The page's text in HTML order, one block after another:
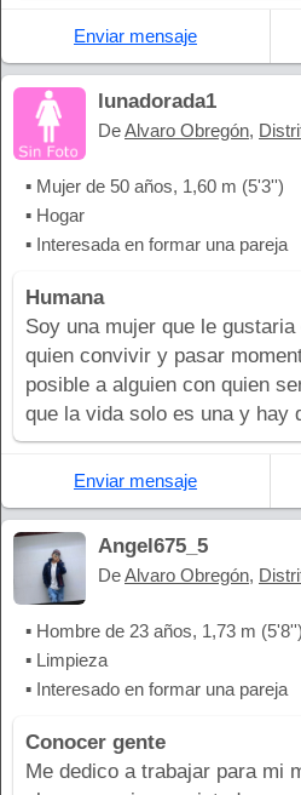
Enviar mensaje
lunadorada1
DeAlvaro Obregón,
▪ Mujer de 50 años, 1,60 m (5'3'')
▪ Hogar
▪ Interesada en formar una pareja
Humana
Soy una mujer que le
quien convivir y pasar
posible a alguien con quien
que la vida solo es una y hay
Enviar mensaje
Angel675_5
DeAlvaro Obregón,
▪ Hombre de 23 años, 1,73 m (5'8'')
▪ Limpieza
▪ Interesado en formar una pareja
Conocer gente
Me dedico a trabajar para mi